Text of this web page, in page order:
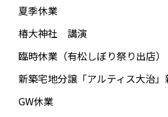
シ
ョ
ン
夏季休業
椿大神社 講演
臨時休業（有松しぼり祭り出店）
新築宅地分譲「アルティス大治
GW休業